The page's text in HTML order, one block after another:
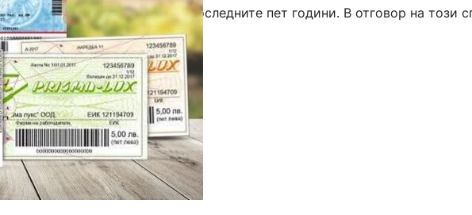
способност през последните пет години. В отговор на този
на операторите на ваучери…